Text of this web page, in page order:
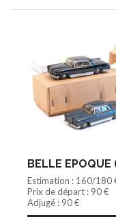
BELLE EPOQUE
Estimation : 160/180
Prix de départ : 90 €
Adjugé : 90 €